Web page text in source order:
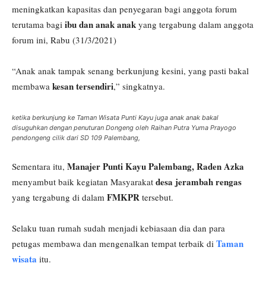
meningkatkan kapasitas dan penyegaran bagi anggota forum
terutama bagi ibu dan anak anak yang tergabung dalam anggota
forum ini, Rabu (31/3/2021)
“Anak anak tampak senang berkunjung kesini, yang pasti bakal
membawa kesan tersendiri,” singkatnya.
ketika berkunjung ke Taman Wisata Punti Kayu juga anak anak bakal
disuguhkan dengan penuturan Dongeng oleh Raihan Putra Yuma Prayogo
pendongeng cilik dari SD 109 Palembang,
Sementara itu, Manajer Punti Kayu Palembang, Raden Azka
menyambut baik kegiatan Masyarakat desa jerambah rengas
yang tergabung di dalam FMKPR tersebut.
Selaku tuan rumah sudah menjadi kebiasaan dia dan para
petugas membawa dan mengenalkan tempat terbaik di Taman
wisata itu.